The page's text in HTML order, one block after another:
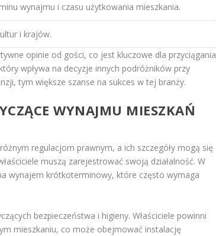
wynajmu i czasu użytkowania mieszkania.
i krajów.
opinie od gości, co jest kluczowe dla przyciągania
wpływa na decyzje innych podróżników przy
tym większe szanse na sukces w tej branży.
WYNAJMU MIESZKAŃ
regulacjom prawnym, a ich szczegóły mogą się
muszą zarejestrować swoją działalność. W
wynajem krótkoterminowy, które często wymaga
bezpieczeństwa i higieny. Właściciele powinni
mieszkaniu, co może obejmować instalację